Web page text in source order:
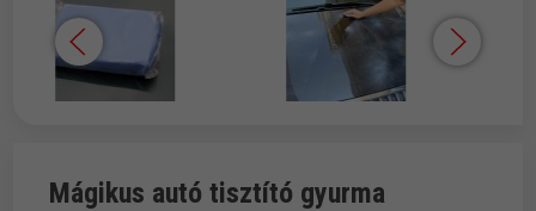
Mágikus autó tisztító gyurma